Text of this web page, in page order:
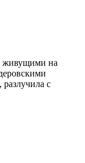
живущими на
с